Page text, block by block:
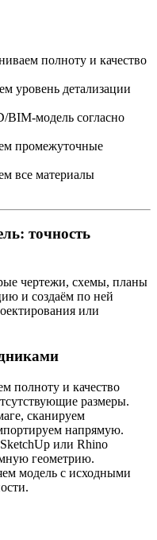
полноту и качество
уровень детализации
BIM-модель согласно
промежуточные
все материалы
точность
чертежи, схемы, планы
и создаём по ней
или
полноту и качество
размеры.
сканируем
напрямую.
или Rhino
геометрию.
модель с исходными